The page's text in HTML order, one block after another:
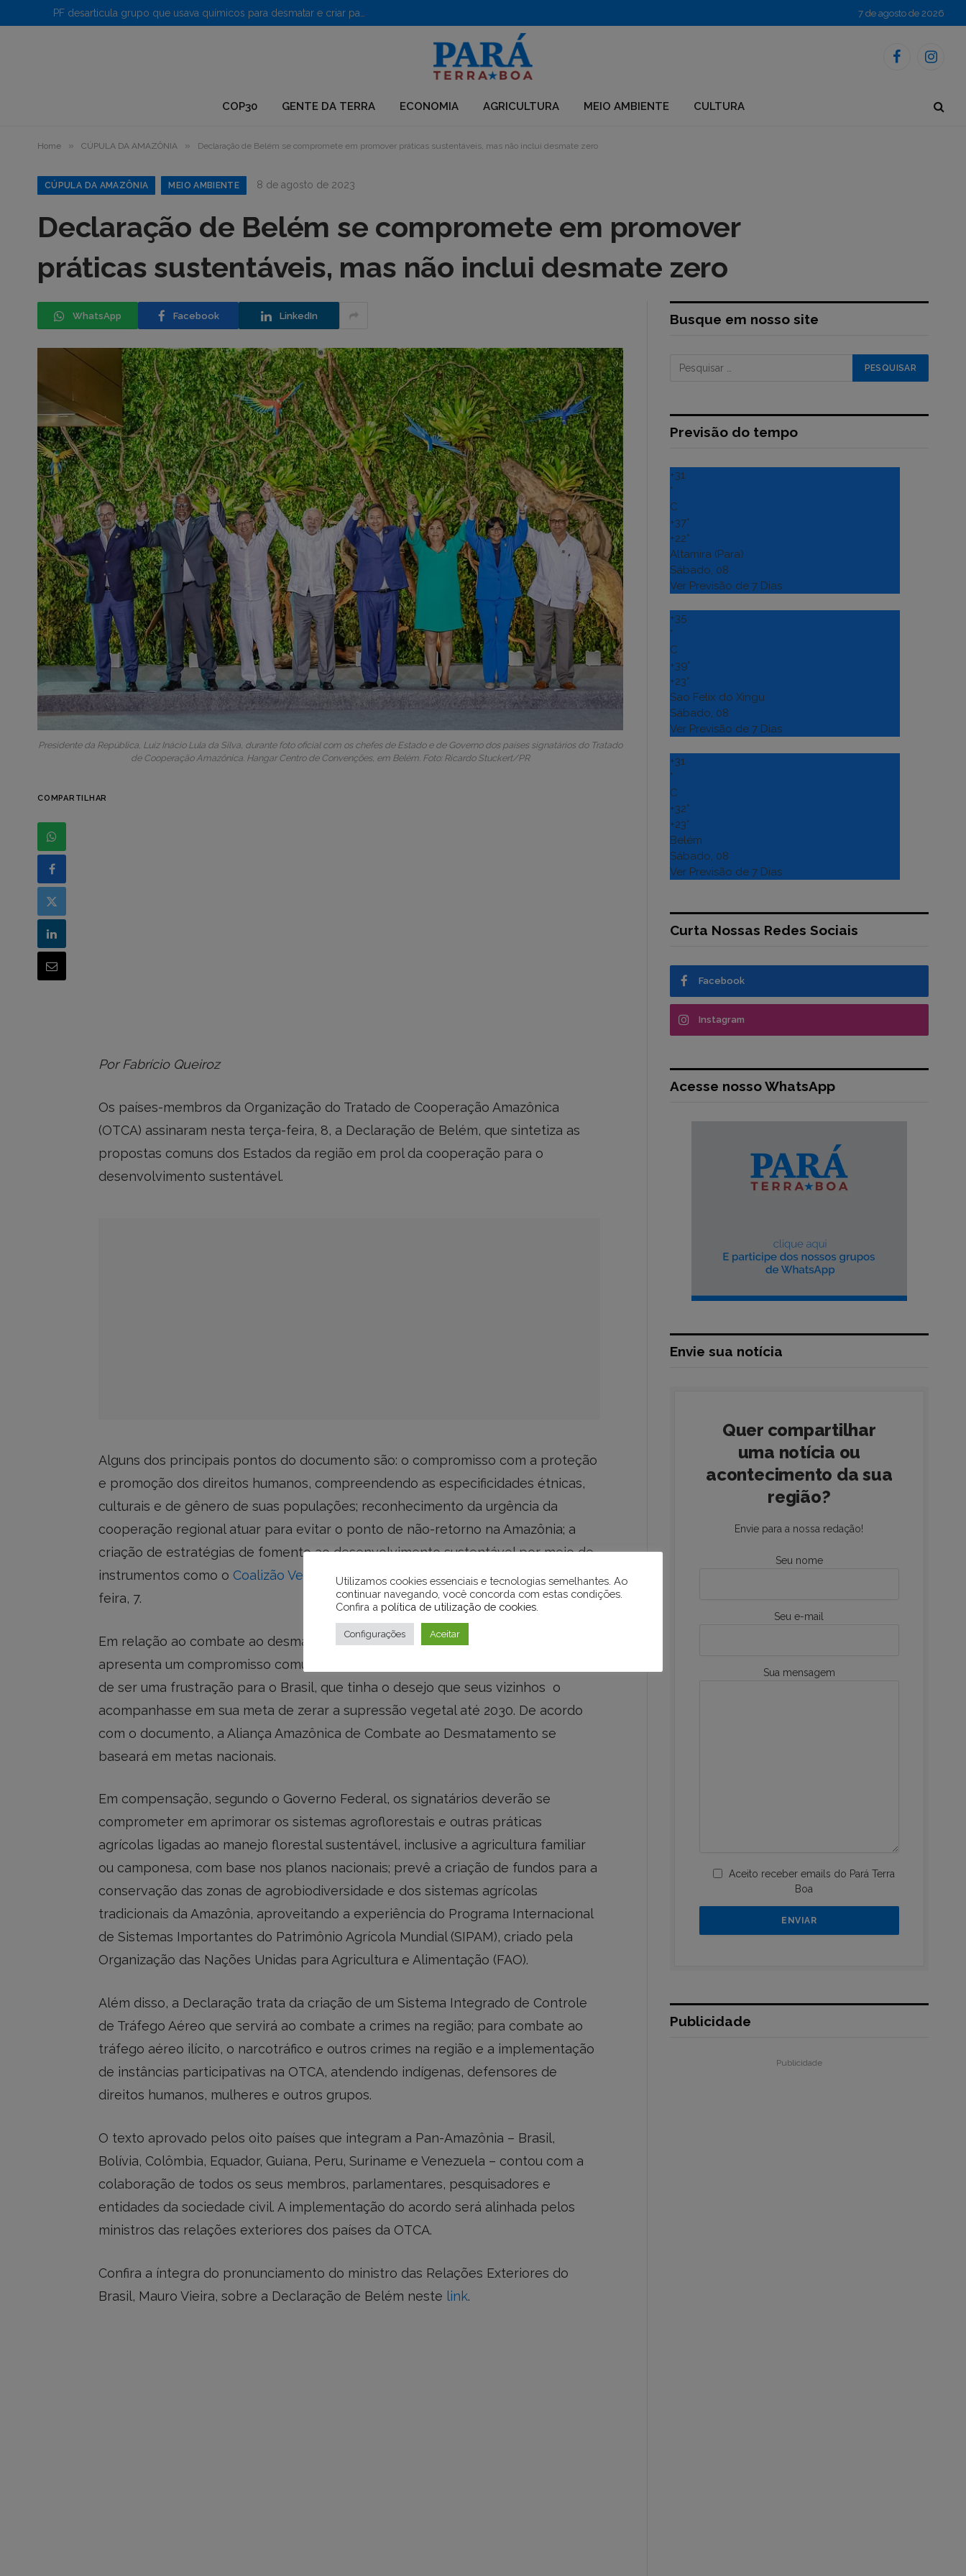
7 de agosto de 2026
Facebook
COP30 GENTE DA TERRA ECONOMIA AGRICULTURA MEIO AMBIENTE CULTURA
Home » CÚPULA DA AMAZÔNIA » Declaração de Belém se compromete em promover práticas sustentáveis, mas não inclui desmate zero
CÚPULA DA AMAZÔNIA MEIO AMBIENTE 8 de agosto de 2023
Declaração de Belém se compromete em promover
práticas sustentáveis, mas não inclui desmate zero
WhatsApp Facebook LinkedIn
Presidente da República, Luiz Inácio Lula da Silva, durante foto oficial com os chefes de Estado e de Governo dos países signatários do Tratado
de Cooperação Amazônica. Hangar Centro de Convenções, em Belém. Foto: Ricardo Stuckert/PR
COMPARTILHAR
Por Fabrício Queiroz
Os países-membros da Organização do Tratado de Cooperação Amazônica
(OTCA) assinaram nesta terça-feira, 8, a Declaração de Belém, que sintetiza as
propostas comuns dos Estados da região em prol da cooperação para o
desenvolvimento sustentável.
Alguns dos principais pontos do documento são: o compromisso com a proteção
e promoção dos direitos humanos, compreendendo as especificidades étnicas,
culturais e de gênero de suas populações; reconhecimento da urgência da
cooperação regional atuar para evitar o ponto de não-retorno na Amazônia; a
criação de estratégias de fomento ao desenvolvimento sustentável por meio de
instrumentos como o Coalizão Verde
, lançado pelo BNDES e BID, na segunda-
feira, 7.
Em relação ao combate ao desmatamento, a Declaração de Belém não
apresenta um compromisso comum com o desmatamento zero, o que não deixa
de ser uma frustração para o Brasil, que tinha o desejo que seus vizinhos o
acompanhasse em sua meta de zerar a supressão vegetal até 2030. De acordo
com o documento, a Aliança Amazônica de Combate ao Desmatamento se
baseará em metas nacionais.
Em compensação, segundo o Governo Federal, os signatários deverão se
comprometer em aprimorar os sistemas agroflorestais e outras práticas
agrícolas ligadas ao manejo florestal sustentável, inclusive a agricultura familiar
ou camponesa, com base nos planos nacionais; prevê a criação de fundos para a
conservação das zonas de agrobiodiversidade e dos sistemas agrícolas
tradicionais da Amazônia, aproveitando a experiência do Programa Internacional
de Sistemas Importantes do Patrimônio Agrícola Mundial (SIPAM), criado pela
Organização das Nações Unidas para Agricultura e Alimentação (FAO).
Além disso, a Declaração trata da criação de um Sistema Integrado de Controle
de Tráfego Aéreo que servirá ao combate a crimes na região; para combate ao
tráfego aéreo ilícito, o narcotráfico e outros crimes na região e a implementação
de instâncias participativas na OTCA, atendendo indígenas, defensores de
direitos humanos, mulheres e outros grupos.
O texto aprovado pelos oito países que integram a Pan-Amazônia – Brasil,
Bolívia, Colômbia, Equador, Guiana, Peru, Suriname e Venezuela – contou com a
colaboração de todos os seus membros, parlamentares, pesquisadores e
entidades da sociedade civil. A implementação do acordo será alinhada pelos
ministros das relações exteriores dos países da OTCA.
Confira a íntegra do pronunciamento do ministro das Relações Exteriores do
Brasil, Mauro Vieira, sobre a Declaração de Belém neste link.
Busque em nosso site
Previsão do tempo
+31
°
C
+37°
+22°
Altamira (Para)
Sábado, 08
Ver Previsão de 7 Dias
+35
°
C
+39°
+23°
Sao Felix do Xingu
Sábado, 08
Ver Previsão de 7 Dias
+31
°
C
+32°
+23°
Belém
Sábado, 08
Ver Previsão de 7 Dias
Curta Nossas Redes Sociais
Facebook
Instagram
Acesse nosso WhatsApp
Envie sua notícia
Quer compartilhar
uma notícia ou
acontecimento da sua
região?
Envie para a nossa redação!
Seu nome
Seu e-mail
Sua mensagem
Aceito receber emails do Pará Terra
Boa
Publicidade
Publicidade
Utilizamos cookies essenciais e tecnologias semelhantes. Ao
continuar navegando, você concorda com estas condições.
Confira a política de utilização de cookies
Configurações Aceitar